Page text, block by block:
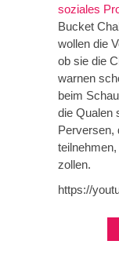
soziales
Bucket
wollen die
ob sie die
warnen
beim
die Qualen
Perversen,
zollen.
https://